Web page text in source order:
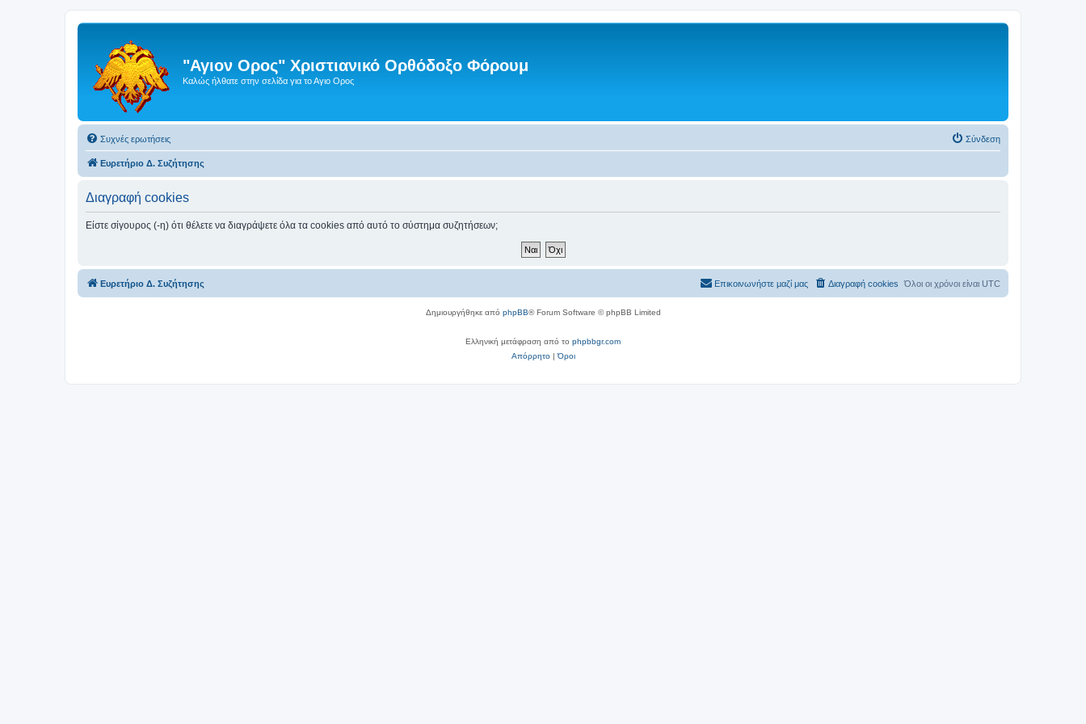
"Αγιον Ορος" Χριστιανικό Ορθόδοξο Φόρουμ
Καλώς ήλθατε στην σελίδα για το Αγιο Ορος
Συχνές ερωτήσεις Σύνδεση
Ευρετήριο Δ. Συζήτησης
Διαγραφή cookies
Είστε σίγουρος (-η) ότι θέλετε να διαγράψετε όλα τα cookies από αυτό το σύστημα συζητήσεων;
Ευρετήριο Δ. Συζήτησης Όλοι οι χρόνοι είναι UTC
Διαγραφή cookies
Επικοινωνήστε μαζί μας
Δημιουργήθηκε από phpBB® Forum Software © phpBB Limited
Ελληνική μετάφραση από το phpbbgr.com
Απόρρητο|Όροι